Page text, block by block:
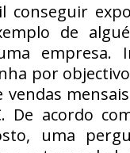
conseguir
de
empresa.
por
De acordo
uma